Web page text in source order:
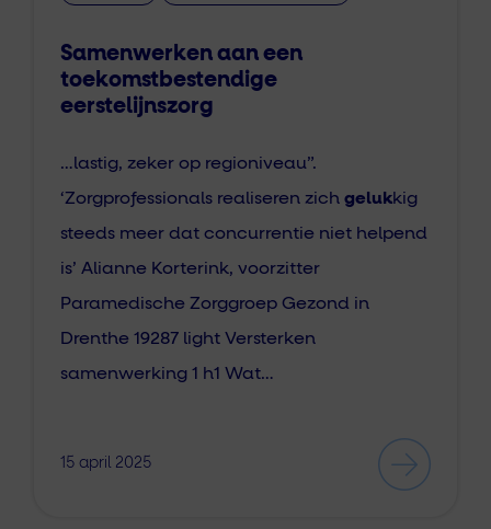
Samenwerken aan een
toekomstbestendige
eerstelijnszorg
…lastig, zeker op regioniveau”.
‘Zorgprofessionals realiseren zich gelukkig
steeds meer dat concurrentie niet helpend
is’ Alianne Korterink, voorzitter
Paramedische Zorggroep Gezond in
Drenthe 19287 light Versterken
samenwerking 1 h1 Wat…
15 april 2025